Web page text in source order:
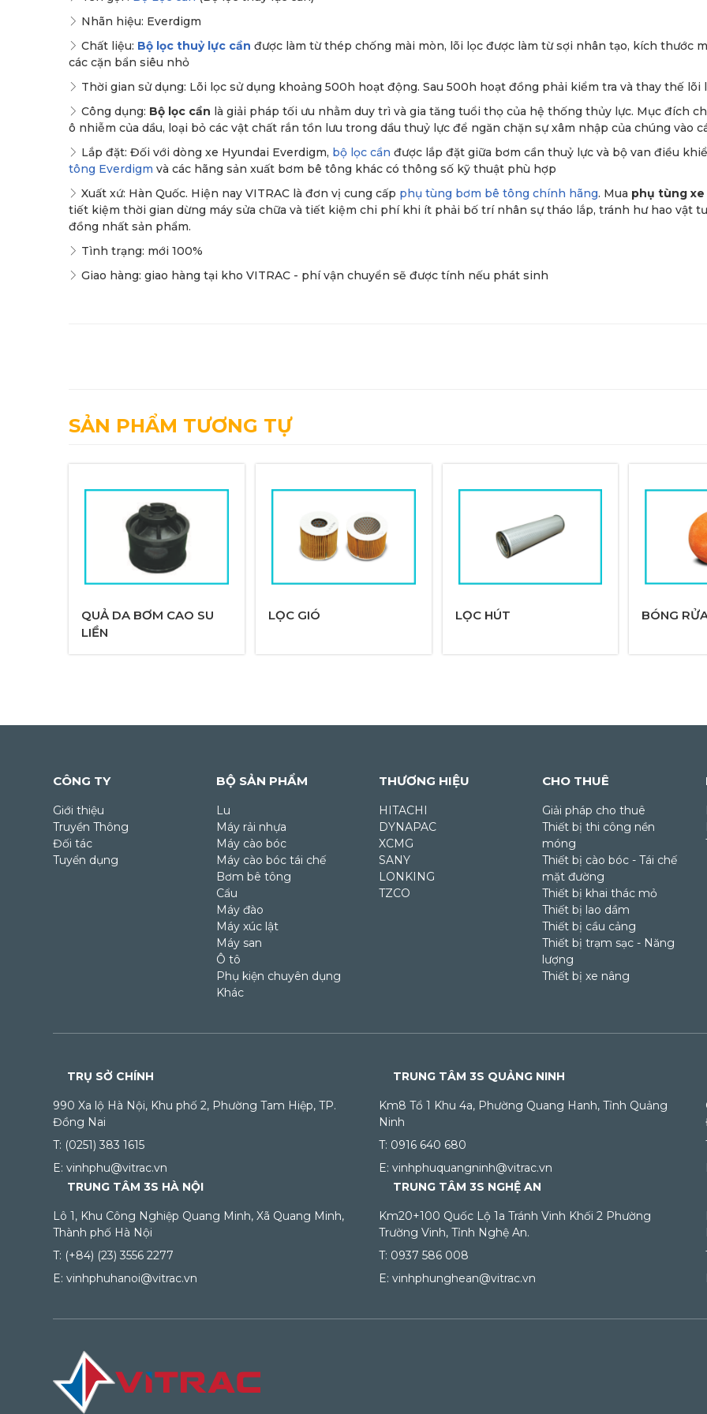
Nhãn hiệu: Everdigm
Chất liệu: Bộ lọc thuỷ lực cần được làm từ thép chống mài mòn, lõi lọc được làm từ sợi nhân tạo, kích thước
các cặn bẩn siêu nhỏ
Thời gian sử dụng: Lõi lọc sử dụng khoảng 500h hoạt động. Sau 500h hoạt đồng phải kiểm tra và thay thế lõi
Công dụng: Bộ lọc cần là giải pháp tối ưu nhằm duy trì và gia tăng tuổi thọ của hệ thống thủy lực. Mục đích
ô nhiễm của dầu, loại bỏ các vật chất rắn tồn lưu trong dầu thuỷ lực để ngăn chặn sự xâm nhập của chúng vào
Lắp đặt: Đối với dòng xe Hyundai Everdigm, bộ lọc cần được lắp đặt giữa bơm cần thuỷ lực và bộ van điều
tông Everdigm và các hãng sản xuất bơm bê tông khác có thông số kỹ thuật phù hợp
Xuất xứ: Hàn Quốc. Hiện nay VITRAC là đơn vị cung cấp phụ tùng bơm bê tông chính hãng. Mua phụ tùng
tiết kiệm thời gian dừng máy sửa chữa và tiết kiệm chi phí khi ít phải bố trí nhân sự tháo lắp, tránh hư hao vật
đồng nhất sản phẩm.
Tình trạng: mới 100%
Giao hàng: giao hàng tại kho VITRAC - phí vận chuyển sẽ được tính nếu phát sinh
SẢN PHẨM TƯƠNG TỰ
QUẢ DA BƠM CAO SU
LIỀN
LỌC GIÓ LỌC HÚT BÓNG
CÔNG TY
Giới thiệu
Truyền Thông
Đối tác
Tuyển dụng
BỘ SẢN PHẨM
Lu
Máy rải nhựa
Máy cào bóc
Máy cào bóc tái chế
Bơm bê tông
Cẩu
Máy đào
Máy xúc lật
Máy san
Ô tô
Phụ kiện chuyên dụng
Khác
THƯƠNG HIỆU
HITACHI
DYNAPAC
XCMG
SANY
LONKING
TZCO
CHO THUÊ
Giải pháp cho thuê
Thiết bị thi công nền
móng
Thiết bị cào bóc - Tái chế
mặt đường
Thiết bị khai thác mỏ
Thiết bị lao dầm
Thiết bị cầu cảng
Thiết bị trạm sạc - Năng
lượng
Thiết bị xe nâng
TRỤ SỞ CHÍNH
990 Xa lộ Hà Nội, Khu phố 2, Phường Tam Hiệp, TP.
Đồng Nai
T: (0251) 383 1615
E: vinhphu@vitrac.vn
TRUNG TÂM 3S QUẢNG NINH
Km8 Tổ 1 Khu 4a, Phường Quang Hanh, Tỉnh Quảng
Ninh
T: 0916 640 680
E: vinhphuquangninh@vitrac.vn
TRUNG TÂM 3S HÀ NỘI
Lô 1, Khu Công Nghiệp Quang Minh, Xã Quang Minh,
Thành phố Hà Nội
T: (+84) (23) 3556 2277
E: vinhphuhanoi@vitrac.vn
TRUNG TÂM 3S NGHỆ AN
Km20+100 Quốc Lộ 1a Tránh Vinh Khối 2 Phường
Trường Vinh, Tỉnh Nghệ An.
T: 0937 586 008
E: vinhphunghean@vitrac.vn